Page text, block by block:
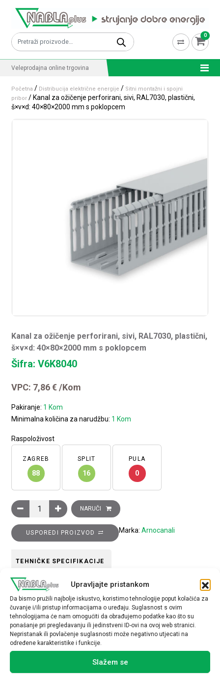
Upravljajte pristankom
Da bismo pružili najbolje iskustvo, koristimo tehnologije poput kolačića za
čuvanje i/ili pristup informacijama o uređaju. Suglasnost s ovim
tehnologijama će nam omogućiti da obrađujemo podatke kao što su
ponašanje pri pregledavanju ili jedinstveni ID-ovi na ovoj web stranici.
Nepristanak ili povlačenje suglasnosti može negativno utjecati na
određene karakteristike i funkcije.
Slažem se
Pretraži: 0
Veleprodajna online trgovina
Početna / Distribucija električne energije / Sitni montažni i spojni
pribor / Kanal za ožičenje perforirani, sivi, RAL7030, plastični,
š×v×d: 40×80×2000 mm s poklopcem
Kanal za ožičenje perforirani, sivi, RAL7030, plastični,
š×v×d: 40×80×2000 mm s poklopcem
Šifra: V6K8040
VPC: 7,86€ /Kom
Pakiranje: 1 Kom
Minimalna količina za narudžbu: 1 Kom
Raspoloživost
ZAGREB
88
SPLIT
16
PULA
0
Kanal za ožičenje perforirani, sivi, RAL7030, plastični, š×v×d:
NARUČI
USPOREDI PROIZVOD Marka: Arnocanali
TEHNIČKE SPECIFIKACIJE
Tip pribora
kabelske kanalice
Povezani proizvodi